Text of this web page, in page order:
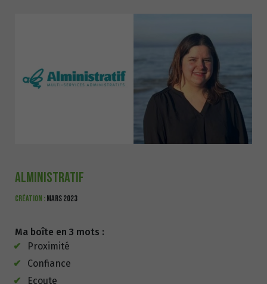
Alministratif
Création :mars 2023
Ma boîte en 3 mots :
Proximité
Confiance
Ecoute